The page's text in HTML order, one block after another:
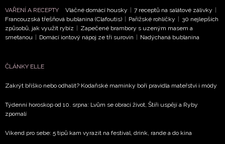
VAŘENÍ A RECEPTY Vláčné domácí housky 7 receptů na salátové zálivky
Francouzská třešňová bublanina (Clafoutis)
Pařížské rohlíčky
30 nejlepších
způsobů, jak využít rybíz
Zapečené brambory s uzeným masem a
smetanou
Domácí iontový nápoj ze tří surovin Nadýchaná bublanina
ČLÁNKY ELLE
Zakrýt bříško nebo odhalit? Kodaňské maminky boří pravidla mateřství i módy
Týdenní horoskop od 10. srpna: Lvům se obrací život, Štíři uspějí a Ryby
zpomalí
Víkend pro sebe: 5 tipů kam vyrazit na festival, drink, rande a do kina